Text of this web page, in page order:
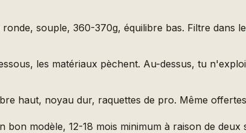
ronde, souple, 360-370g, équilibre bas. Filtre dans le
les matériaux pèchent. Au-dessus, tu
haut, noyau dur, raquettes de pro. Même
bon modèle, 12-18 mois minimum à raison de deux